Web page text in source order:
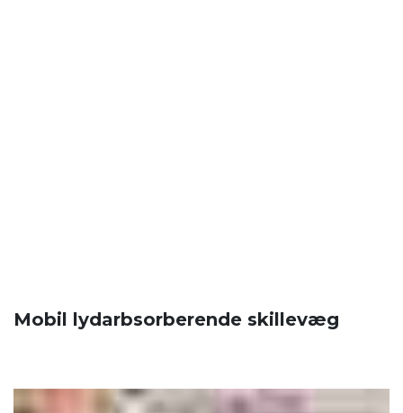
Mobil lydarbsorberende skillevæg